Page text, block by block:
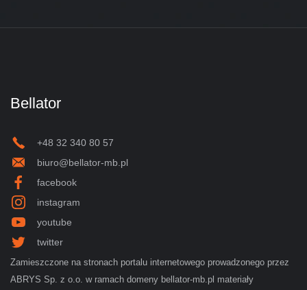
Bellator
+48 32 340 80 57
biuro@bellator-mb.pl
facebook
instagram
youtube
twitter
Zamieszczone na stronach portalu internetowego prowadzonego przez
ABRYS Sp. z o.o. w ramach domeny bellator-mb.pl materiały